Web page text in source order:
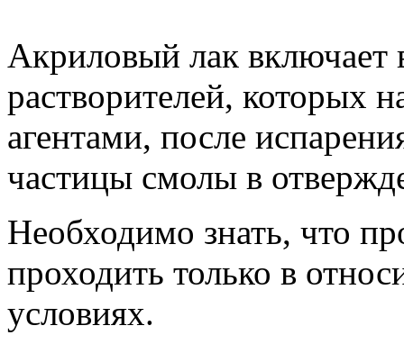
Акриловый лак включает
растворителей, которых
агентами, после
частицы смолы в
Необходимо знать, что
проходить только в
условиях.